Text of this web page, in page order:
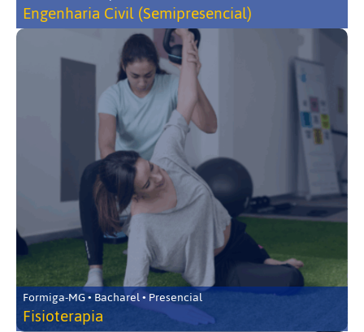
Engenharia Civil (Semipresencial)
Formiga-MG • Bacharel • Presencial
Fisioterapia